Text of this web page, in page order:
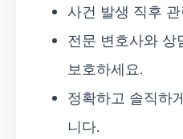
사건 발생 직후
전문 변호사와 상
보호하세요.
정확하고 솔직하
니다.